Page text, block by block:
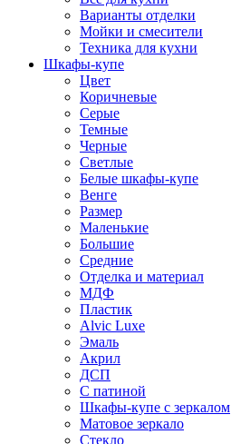
Варианты отделки
Мойки и смесители
Техника для кухни
Шкафы-купе
Цвет
Коричневые
Серые
Темные
Черные
Светлые
Белые шкафы-купе
Венге
Размер
Маленькие
Большие
Средние
Отделка и материал
МДФ
Пластик
Alvic Luxe
Эмаль
Акрил
ДСП
С патиной
Шкафы-купе с зеркалом
Матовое зеркало
Стекло